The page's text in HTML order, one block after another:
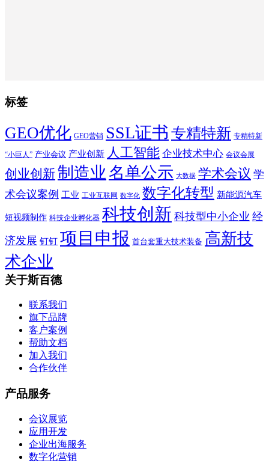
标签
GEO优化 GEO营销 SSL证书 专精特新 专精特新
“小巨人” 产业会议 产业创新 人工智能 企业技术中心 会议会展
创业创新制造业 名单公示 大数据 学术会议 学
术会议案例 工业 工业互联网 数字化 数字化转型 新能源汽车
短视频制作 科技企业孵化器 科技创新 科技型中小企业 经
济发展 钉钉 项目申报 首台套重大技术装备 高新技
术企业
关于斯百德
联系我们
旗下品牌
客户案例
帮助文档
加入我们
合作伙伴
产品服务
会议展览
应用开发
企业出海服务
数字化营销